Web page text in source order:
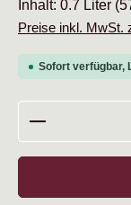
Inhalt: 0.7 Liter
Preise inkl. MwSt.
Sofort verfügbar,
Produkt